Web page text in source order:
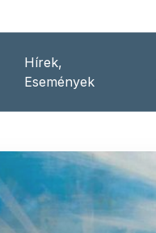
Hírek,
Események